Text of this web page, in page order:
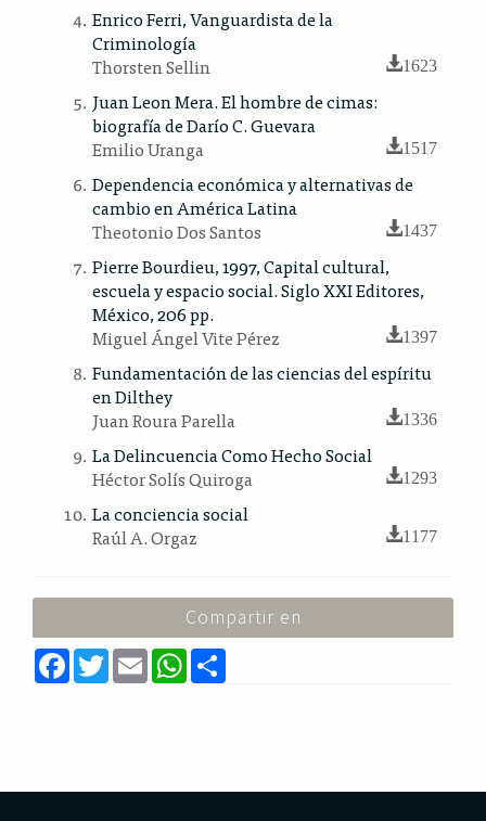
Enrico Ferri, Vanguardista de la
Criminología
Thorsten Sellin
1623
Juan Leon Mera. El hombre de cimas:
biografía de Darío C. Guevara
Emilio Uranga
1517
Dependencia económica y alternativas de
cambio en América Latina
Theotonio Dos Santos
1437
Pierre Bourdieu, 1997, Capital cultural,
escuela y espacio social. Siglo XXI Editores,
México, 206 pp.
Miguel Ángel Vite Pérez
1397
Fundamentación de las ciencias del espíritu
en Dilthey
Juan Roura Parella
1336
La Delincuencia Como Hecho Social
Héctor Solís Quiroga
1293
La conciencia social
Raúl A. Orgaz
1177
Compartir en
F
a
c
T
w
E
m
a
W
h
a